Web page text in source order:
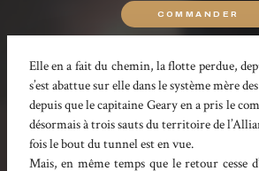
COMMANDER
Elle en a fait du chemin, la flotte perdue,
s’est abattue sur elle dans le système mère
depuis que le capitaine Geary en a pris le
désormais à trois sauts du territoire de
fois le bout du tunnel est en vue.
Mais, en même temps que le retour cesse